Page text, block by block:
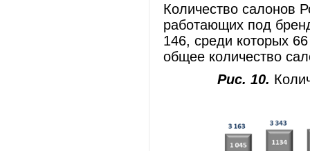
Количество салонов
работающих под
146, среди которых
общее количество
Рис. 10.